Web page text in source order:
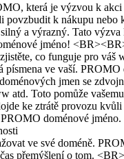
která je výzvou k akci
k nákupu nebo
a výrazný. Tato výzva
jméno!
co funguje pro váš
písmena ve vaší. PROMO
jmen se
atd. Toto pomůže
ke ztrátě provozu
doménové jméno.
ve své doméně.
přemýšlení o tom.